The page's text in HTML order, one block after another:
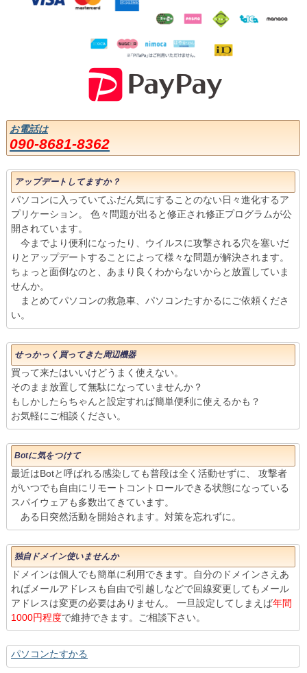
お電話は
090-8681-8362
アップデートしてますか？
パソコンに入っていてふだん気にすることのない日々進化するア
プリケーション。 色々問題が出ると修正され修正プログラムが公
開されています。
今までより便利になったり、ウイルスに攻撃される穴を塞いだ
りとアップデートすることによって様々な問題が解決されます。
ちょっと面倒なのと、あまり良くわからないからと放置していま
せんか。
まとめてパソコンの救急車、パソコンたすかるにご依頼くださ
い。
せっかっく買ってきた周辺機器
買って来たはいいけどうまく使えない。
そのまま放置して無駄になっていませんか？
もしかしたらちゃんと設定すれば簡単便利に使えるかも？
お気軽にご相談ください。
Botに気をつけて
最近はBotと呼ばれる感染しても普段は全く活動せずに、 攻撃者
がいつでも自由にリモートコントロールできる状態になっている
スパイウェアも多数出てきています。
ある日突然活動を開始されます。対策を忘れずに。
独自ドメイン使いませんか
ドメインは個人でも簡単に利用できます。自分のドメインさえあ
ればメールアドレスも自由で引越しなどで回線変更してもメール
アドレスは変更の必要はありません。 一旦設定してしまえば年間
1000円程度で維持できます。ご相談下さい。
パソコンたすかる